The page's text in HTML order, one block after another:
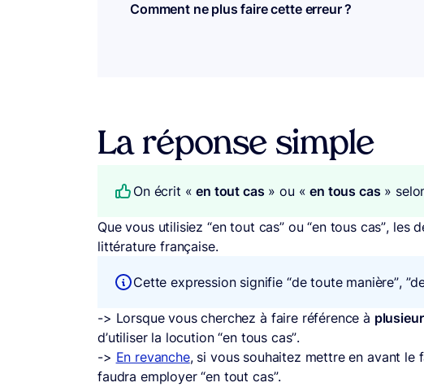
Comment ne plus faire cette erreur ?
La réponse simple
On écrit «en tout cas» ou «en tous cas»
Que vous utilisiez “en tout cas” ou “en tous cas”,
littérature française.
Cette expression signifie “de toute manière”,
-> Lorsque vous cherchez à faire référence à
d’utiliser la locution “en tous cas”.
-> En revanche, si vous souhaitez mettre en avant le
faudra employer “en tout cas”.